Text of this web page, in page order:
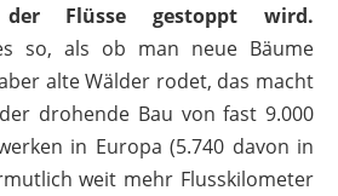
Flüsse gestoppt wird.
so, als ob man neue Bäume
alte Wälder rodet, das macht
drohende Bau von fast 9.000
in Europa (5.740 davon in
weit mehr Flusskilometer